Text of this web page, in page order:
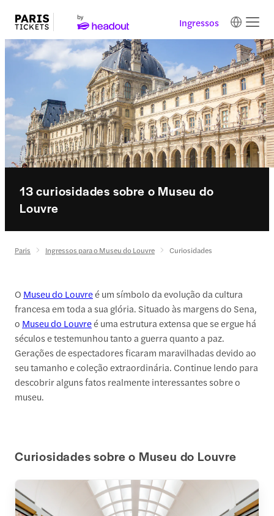
Ingressos
13 curiosidades sobre o Museu do
Louvre
Paris Ingressos para o Museu do Louvre Curiosidades
O Museu do Louvreé um símbolo da evolução da cultura
francesa em toda a sua glória. Situado às margens do Sena,
o Museu do Louvreé uma estrutura extensa que se ergue há
séculos e testemunhou tanto a guerra quanto a paz.
Gerações de espectadores ficaram maravilhadas devido ao
seu tamanho e coleção extraordinária. Continue lendo para
descobrir alguns fatos realmente interessantes sobre o
museu.
Curiosidades sobre o Museu do Louvre